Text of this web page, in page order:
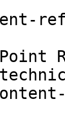
ref
Point